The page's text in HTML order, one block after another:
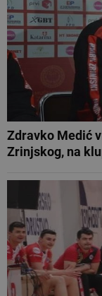
Zdravko Medić
Zrinjskog, na